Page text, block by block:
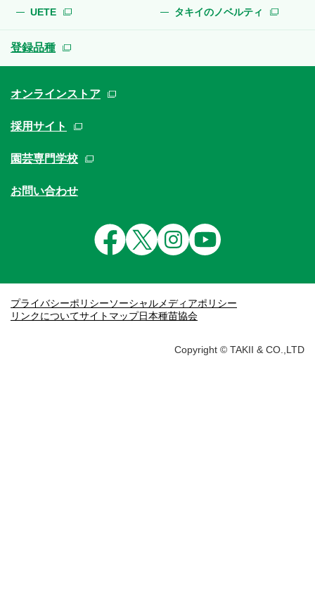
UETE
タキイのノベルティ
登録品種
オンラインストア
採用サイト
園芸専門学校
お問い合わせ
プライバシーポリシーソーシャルメディアポリシー
リンクについてサイトマップ日本種苗協会
Copyright © TAKII & CO.,LTD